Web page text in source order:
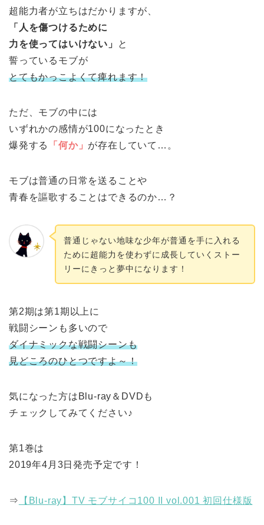
超能力者が立ちはだかりますが、
「人を傷つけるために
力を使ってはいけない」
と
誓っているモブが
とてもかっこよくて痺れます！
ただ、モブの中には
いずれかの感情が100になったとき
爆発する
「何か」 が存在していて…。
モブは普通の日常を送ることや
青春を謳歌することはできるのか…？
普通じゃない地味な少年が普通を手に入れる
ために超能力を使わずに成長していくストー
リーにきっと夢中になります！
第2期は第1期以上に
戦闘シーンも多いので
ダイナミックな戦闘シーンも
見どころのひとつですよ～！
気になった方はBlu-ray＆DVDも
チェックしてみてください♪
第1巻は
2019年4月3日発売予定です！
⇒ 【Blu-ray】TV モブサイコ100 II vol.001 初回仕様版